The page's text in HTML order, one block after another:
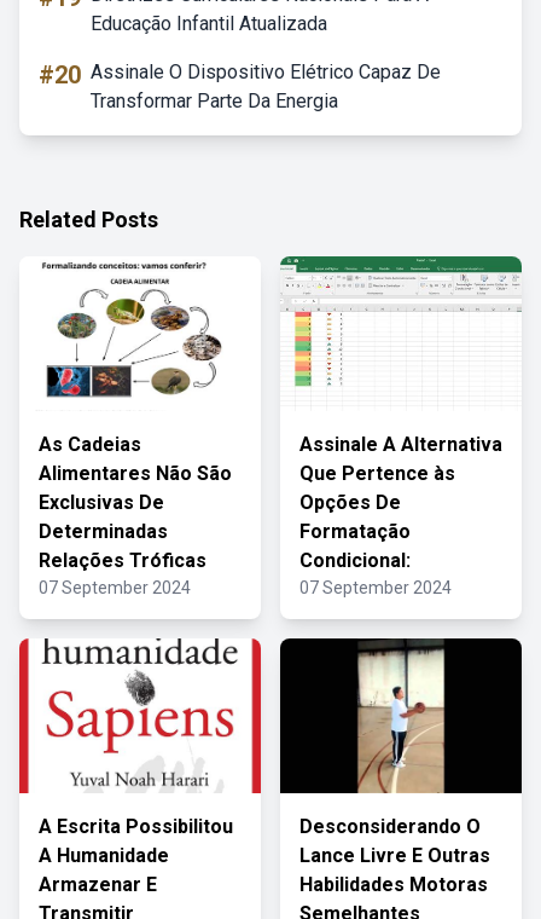
Educação Infantil Atualizada
#20 Assinale O Dispositivo Elétrico Capaz De
Transformar Parte Da Energia
Related Posts
As Cadeias
Alimentares Não São
Exclusivas De
Determinadas
Relações Tróficas
07 September 2024
Assinale A Alternativa
Que Pertence às
Opções De
Formatação
Condicional:
07 September 2024
A Escrita Possibilitou
A Humanidade
Armazenar E
Transmitir
Desconsiderando O
Lance Livre E Outras
Habilidades Motoras
Semelhantes